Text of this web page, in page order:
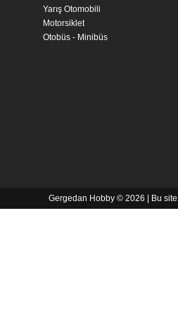
Yarış Otomobili
Motorsiklet
Otobüs - Minibüs
Gergedan Hobby © 2026 | Bu